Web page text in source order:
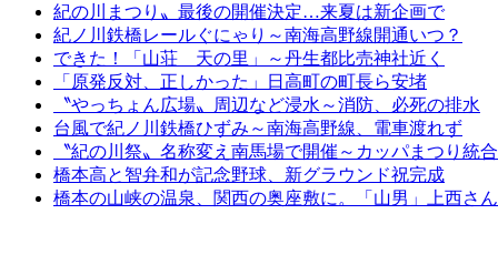
紀の川まつり〟最後の開催決定…来夏は新企画で
紀ノ川鉄橋レールぐにゃり～南海高野線開通いつ？
できた！「山荘 天の里」～丹生都比売神社近く
「原発反対、正しかった」日高町の町長ら安堵
〝やっちょん広場〟周辺など浸水～消防、必死の排水
台風で紀ノ川鉄橋ひずみ～南海高野線、電車渡れず
〝紀の川祭〟名称変え南馬場で開催～カッパまつり統合
橋本高と智弁和が記念野球、新グラウンド祝完成
橋本の山峡の温泉、関西の奥座敷に。「山男」上西さ